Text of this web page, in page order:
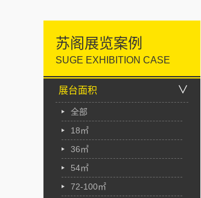
苏阁展览案例
SUGE EXHIBITION CASE
∨
展台面积
全部
18㎡
36㎡
54㎡
72-100㎡